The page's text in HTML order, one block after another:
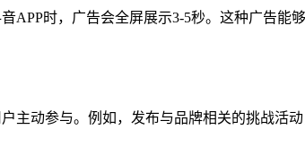
APP时，广告会全屏展示3-5秒。这种广告
主动参与。例如，发布与品牌相关的挑战活